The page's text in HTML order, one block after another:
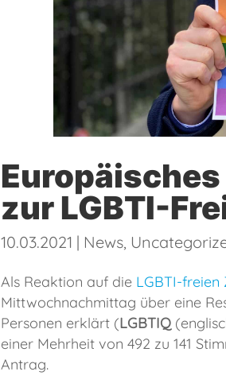
zur LGBTI-
10.03.2021 | News,
Als Reaktion auf die LGBTI-freien
Mittwochnachmittag über eine
Personen erklärt (LGBTIQ
einer Mehrheit von 492 zu 141
Antrag.